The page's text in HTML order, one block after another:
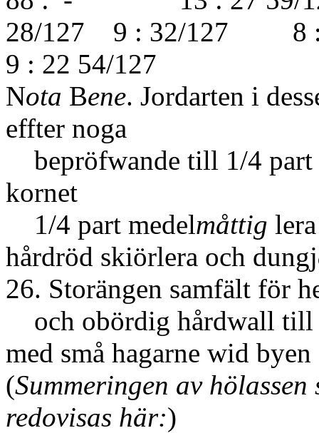
28/127 9 : 32/127 8
9 : 22 54/127
Nota Bene. Jordarten i
effter noga
bepröfwande till 1/4 part
kornet
1/4 part medelmåttig
hårdröd skiörlera och dungj
26. Storängen samfält för
och obördig hårdwall till
med små hagarne wid byen
(Summeringen av
redovisas här:)